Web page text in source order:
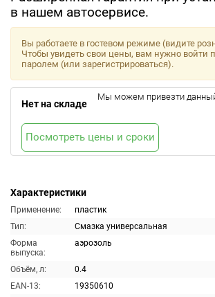
в нашем автосервисе.
Характеристики
Применение:
пластик
Тип:
Смазка универсальная
Форма
выпуска:
аэрозоль
Объём, л:
0.4
EAN-13:
19350610
Вы работаете в гостевом режиме (видите
Чтобы увидеть свои цены, вам нужно войти
паролем (или зарегистрироваться).
Нет на складе
Мы можем привезти
Посмотреть цены и сроки